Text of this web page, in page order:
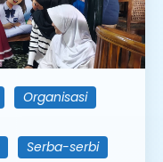
Organisasi
Serba-serbi